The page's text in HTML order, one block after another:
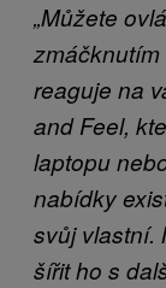
„Můžete
reaguje na
and Feel,
laptopu
nabídky
svůj vlastní.
šířit ho s